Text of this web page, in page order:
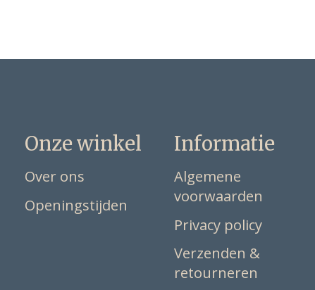
Onze winkel
Over ons
Openingstijden
Informatie
Algemene
voorwaarden
Privacy policy
Verzenden &
retourneren